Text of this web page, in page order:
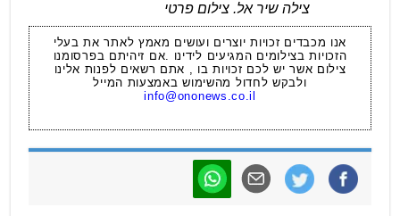
צילה שיר אל. צילום פרטי
אנו מכבדים זכויות יוצרים ועושים מאמץ לאתר את בעלי
הזכויות בצילומים המגיעים לידינו .אם זיהיתם בפרסומנו
צילום אשר יש לכם זכויות בו , אתם רשאים לפנות אלינו
ולבקש לחדול מהשימוש באמצעות המייל
info@ononews.co.il